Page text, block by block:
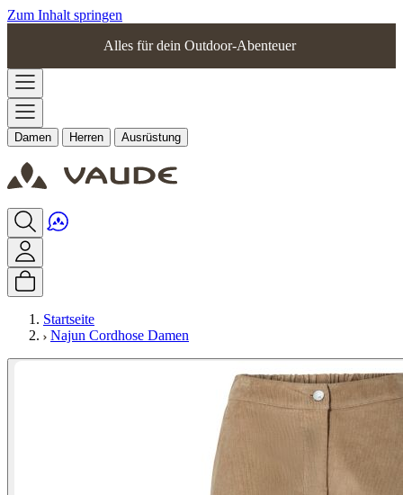
Zum Inhalt springen
Alles für dein Outdoor-Abenteuer
Damen Herren Ausrüstung
Startseite
Najun Cordhose Damen